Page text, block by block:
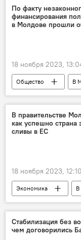
По факту
финансирования
в Молдове прошли
18 ноября 2023,
Общество В
обыски
В правительстве
как успешно страна
сливы в ЕС
18 ноября 2023, 12:10
Экономика
экспорт
Стабилизация без
чем договорились